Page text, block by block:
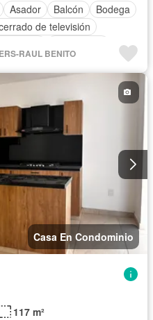
Asador Balcón
Bodega
de televisión
Internet
Sala polivalente
Sin amueblar
RAUL BENITO
Casa En Condominio
117 m²